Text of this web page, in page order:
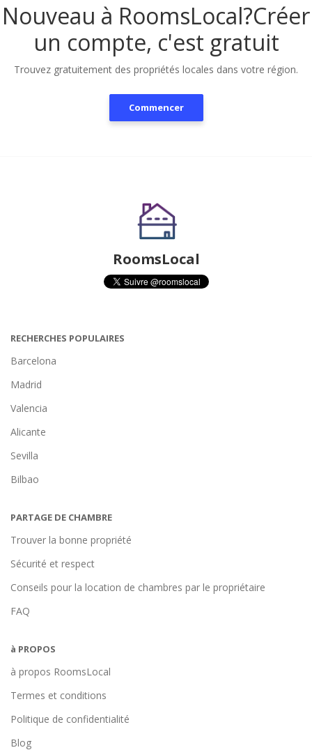
Nouveau à RoomsLocal?Créer
un compte, c'est gratuit
Trouvez gratuitement des propriétés locales dans votre région.
Commencer
RoomsLocal
RECHERCHES POPULAIRES
Barcelona
Madrid
Valencia
Alicante
Sevilla
Bilbao
PARTAGE DE CHAMBRE
Trouver la bonne propriété
Sécurité et respect
Conseils pour la location de chambres par le propriétaire
FAQ
à PROPOS
à propos RoomsLocal
Termes et conditions
Politique de confidentialité
Blog